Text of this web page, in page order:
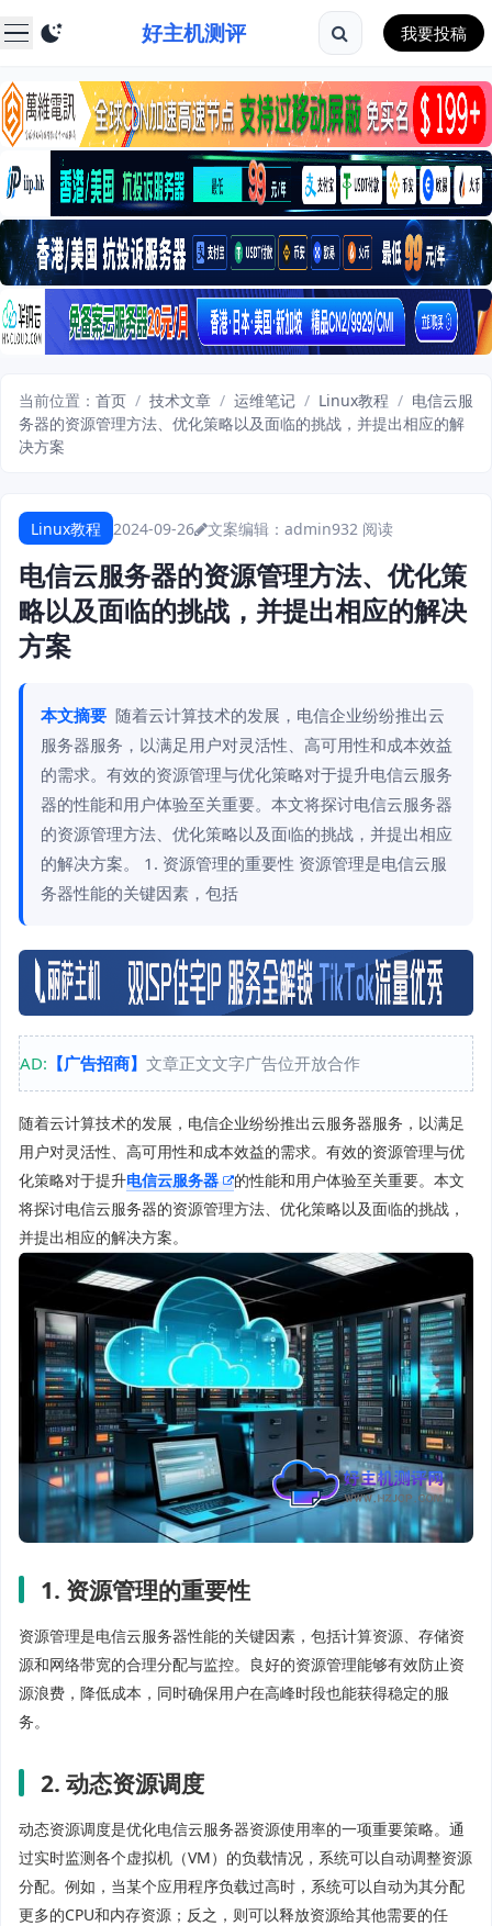
好主机测评 我要投稿
当前位置： 首页 / 技术文章 / 运维笔记 / Linux教程 / 电信云服
务器的资源管理方法、优化策略以及面临的挑战，并提出相应的解
决方案
Linux教程 2024-09-26 文案编辑：admin932 阅读
电信云服务器的资源管理方法、优化策
略以及面临的挑战，并提出相应的解决
方案
本文摘要 随着云计算技术的发展，电信企业纷纷推出云
服务器服务，以满足用户对灵活性、高可用性和成本效益
的需求。有效的资源管理与优化策略对于提升电信云服务
器的性能和用户体验至关重要。本文将探讨电信云服务器
的资源管理方法、优化策略以及面临的挑战，并提出相应
的解决方案。 1. 资源管理的重要性 资源管理是电信云服
务器性能的关键因素，包括
AD: 【广告招商】 文章正文文字广告位开放合作
随着云计算技术的发展，电信企业纷纷推出云服务器服务，以满足
用户对灵活性、高可用性和成本效益的需求。有效的资源管理与优
化策略对于提升电信云服务器
的性能和用户体验至关重要。本文
将探讨电信云服务器的资源管理方法、优化策略以及面临的挑战，
并提出相应的解决方案。
1. 资源管理的重要性
资源管理是电信云服务器性能的关键因素，包括计算资源、存储资
源和网络带宽的合理分配与监控。良好的资源管理能够有效防止资
源浪费，降低成本，同时确保用户在高峰时段也能获得稳定的服
务。
2. 动态资源调度
动态资源调度是优化电信云服务器资源使用率的一项重要策略。通
过实时监测各个虚拟机（VM）的负载情况，系统可以自动调整资源
分配。例如，当某个应用程序负载过高时，系统可以自动为其分配
更多的CPU和内存资源；反之，则可以释放资源给其他需要的任